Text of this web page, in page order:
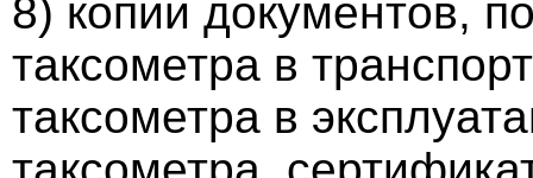
8) копии документов,
таксометра в
таксометра в